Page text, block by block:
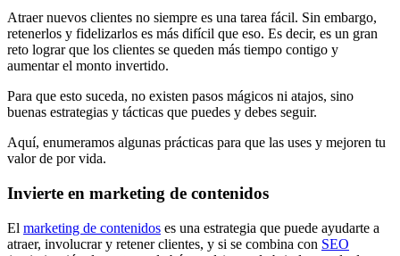
Atraer nuevos clientes no siempre es una tarea fácil. Sin embargo,
retenerlos y fidelizarlos es más difícil que eso. Es decir, es un gran
reto lograr que los clientes se queden más tiempo contigo y
aumentar el monto invertido.
Para que esto suceda, no existen pasos mágicos ni atajos, sino
buenas estrategias y tácticas que puedes y debes seguir.
Aquí, enumeramos algunas prácticas para que las uses y mejoren tu
valor de por vida.
Invierte en marketing de contenidos
El marketing de contenidos es una estrategia que puede ayudarte a
atraer, involucrar y retener clientes, y si se combina con SEO